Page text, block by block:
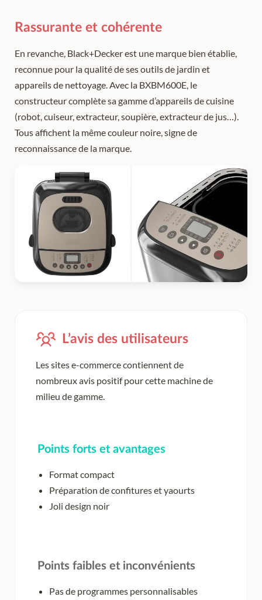
Rassurante et cohérente
En revanche, Black+Decker est une marque bien établie,
reconnue pour la qualité de ses outils de jardin et
appareils de nettoyage. Avec la BXBM600E, le
constructeur complète sa gamme d’appareils de cuisine
(robot, cuiseur, extracteur, soupière, extracteur de jus…).
Tous affichent la même couleur noire, signe de
reconnaissance de la marque.
L’avis des utilisateurs
Les sites e-commerce contiennent de
nombreux avis positif pour cette machine de
milieu de gamme.
Points forts et avantages
Format compact
Préparation de confitures et yaourts
Joli design noir
Points faibles et inconvénients
Pas de programmes personnalisables